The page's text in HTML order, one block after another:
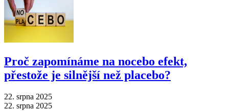
Proč zapomínáme na nocebo efekt,
přestože je silnější než placebo?
22. srpna 2025
22. srpna 2025